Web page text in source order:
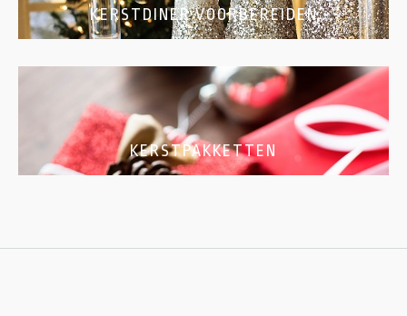
KERSTDINER VOORBEREIDEN
KERSTPAKKETTEN